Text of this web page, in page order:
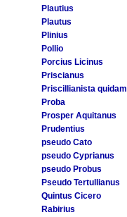
Plautius
Plautus
Plinius
Pollio
Porcius Licinus
Priscianus
Priscillianista quidam
Proba
Prosper Aquitanus
Prudentius
pseudo Cato
pseudo Cyprianus
pseudo Probus
Pseudo Tertullianus
Quintus Cicero
Rabirius